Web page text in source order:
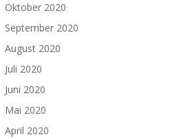
Oktober 2020
September 2020
August 2020
Juli 2020
Juni 2020
Mai 2020
April 2020